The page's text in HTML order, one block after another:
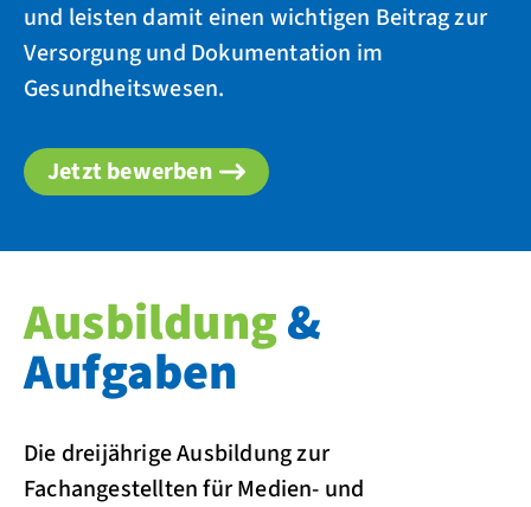
und leisten damit einen wichtigen Beitrag zur
Versorgung und Dokumentation im
Gesundheitswesen.
Jetzt bewerben
Ausbildung&
Aufgaben
Die dreijährige Ausbildung zur
Fachangestellten für Medien- und